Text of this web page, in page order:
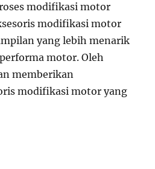
modifikasi motor
modifikasi motor
yang lebih menarik
motor. Oleh
memberikan
modifikasi motor yang